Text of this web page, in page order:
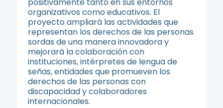
organizativos como educativos. El
proyecto ampliará las actividades que
representan los derechos de las personas
sordas de una manera innovadora y
mejorará la colaboración con
instituciones, intérpretes de lengua de
señas, entidades que promueven los
derechos de las personas con
discapacidad y colaboradores
internacionales.